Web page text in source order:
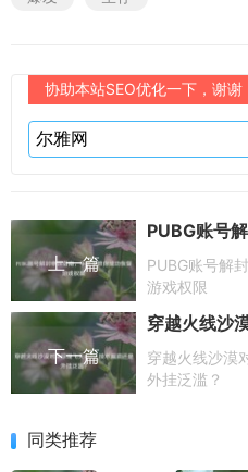
协助本站SEO优化一下，谢谢
上一篇
PUBG账号解
游戏权限
下一篇
穿越火线沙漠
外挂泛滥？
同类推荐